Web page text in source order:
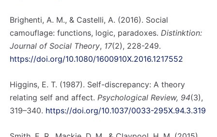
Brighenti, A. M., & Castelli, A. (2016). Social
camouflage: functions, logic, paradoxes. Distinktion:
Journal of Social Theory, 17(2), 228-249.
https://doi.org/10.1080/1600910X.2016.1217552
Higgins, E. T. (1987). Self-discrepancy: A theory
relating self and affect. Psychological Review, 94(3),
319–340. https://doi.org/10.1037/0033-295X.94.3.319